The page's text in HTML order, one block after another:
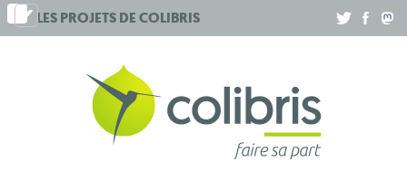
Aller
au
LES PROJETS DECOLIBRIS